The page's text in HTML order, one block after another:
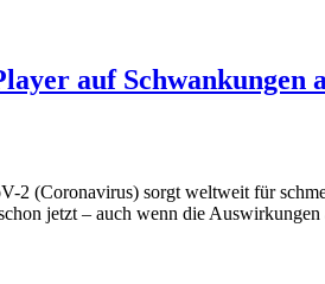
auf Schwankungen
(Coronavirus) sorgt weltweit für
jetzt – auch wenn die